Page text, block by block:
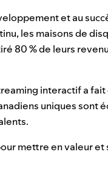
et au
les maisons de
80 % de leurs
interactif a
uniques sont
mettre en valeur